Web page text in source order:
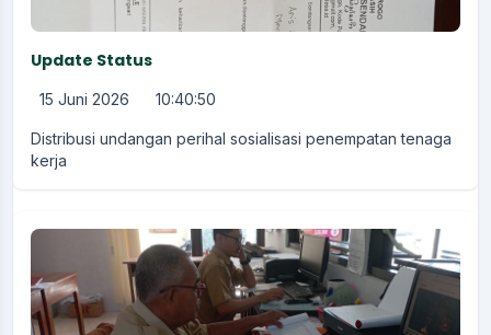
Update Status
15 Juni 2026 10:40:50
Distribusi undangan perihal sosialisasi penempatan tenaga
kerja